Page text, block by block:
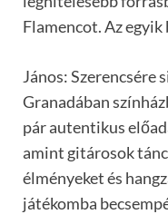
Flamencot. Az
János: Szerencsére
Granadában
pár autentikus
amint gitárosok
élményeket és
játékomba